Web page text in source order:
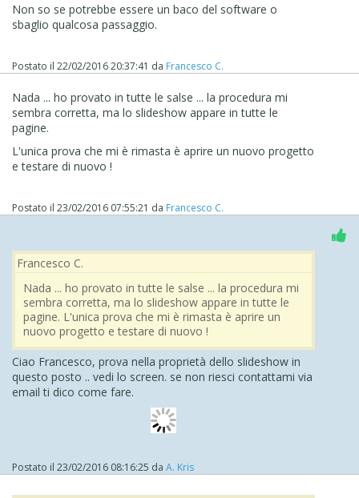
Non so se potrebbe essere un baco del software o
sbaglio qualcosa passaggio.
Postato il 22/02/2016 20:37:41 da Francesco C.
Nada ... ho provato in tutte le salse ... la procedura mi
sembra corretta, ma lo slideshow appare in tutte le
pagine.
L'unica prova che mi è rimasta è aprire un nuovo progetto
e testare di nuovo !
Postato il 23/02/2016 07:55:21 da Francesco C.
Francesco C.
Nada ... ho provato in tutte le salse ... la procedura mi
sembra corretta, ma lo slideshow appare in tutte le
pagine. L'unica prova che mi è rimasta è aprire un
nuovo progetto e testare di nuovo !
Ciao Francesco, prova nella proprietà dello slideshow in
questo posto .. vedi lo screen. se non riesci contattami via
email ti dico come fare.
Postato il 23/02/2016 08:16:25 da A. Kris